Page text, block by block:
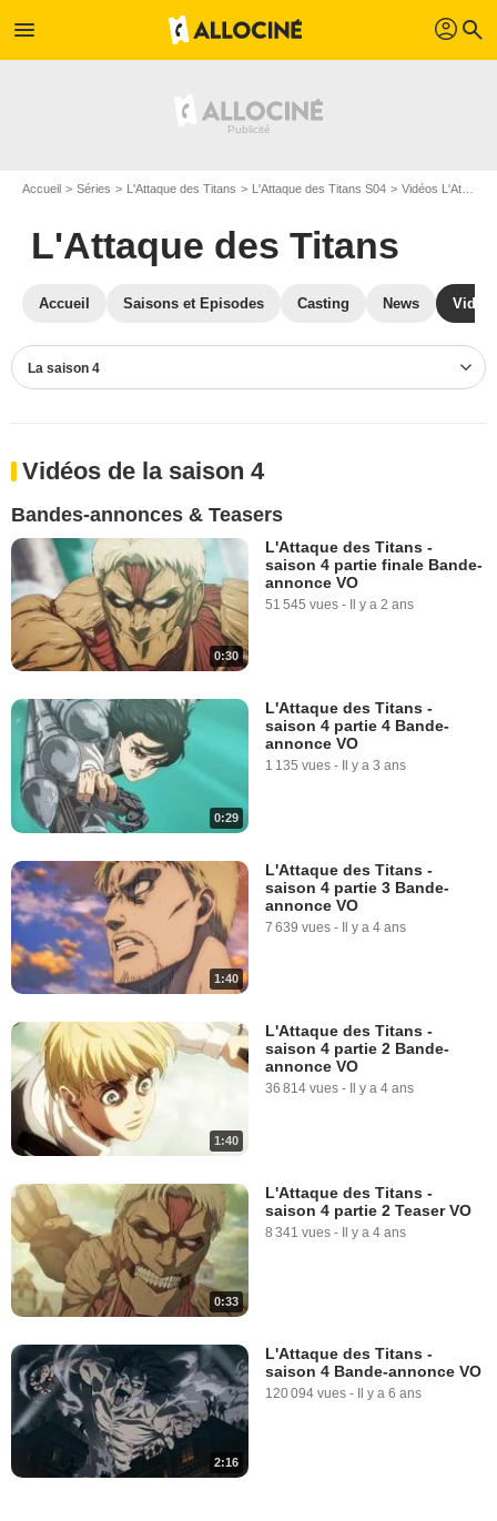
menu profil search
Accueil Séries L'Attaque des Titans L'Attaque des Titans S04 Vidéos L'Attaque des Titans
L'Attaque des Titans
Accueil Saisons et Episodes Casting News
La saison 4
Vidéos de la saison 4
Bandes-annonces & Teasers
0:30
L'Attaque des Titans -
saison 4 partie finale Bande-
annonce VO
51 545 vues - Il y a 2 ans
0:29
L'Attaque des Titans -
saison 4 partie 4 Bande-
annonce VO
1 135 vues - Il y a 3 ans
1:40
L'Attaque des Titans -
saison 4 partie 3 Bande-
annonce VO
7 639 vues - Il y a 4 ans
1:40
L'Attaque des Titans -
saison 4 partie 2 Bande-
annonce VO
36 814 vues - Il y a 4 ans
0:33
L'Attaque des Titans -
saison 4 partie 2 Teaser VO
8 341 vues - Il y a 4 ans
2:16
L'Attaque des Titans -
saison 4 Bande-annonce VO
120 094 vues - Il y a 6 ans